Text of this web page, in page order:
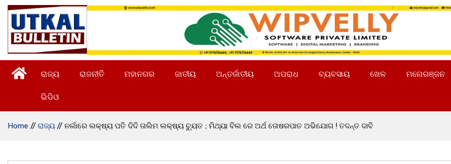
ରାଜ୍ୟ ରାଜନୀତି ମହାନଗର ଜାତୀୟ ଅନ୍ତର୍ଜାତୀୟ ଅପରାଧ ବ୍ୟବସାୟ ଖେଳ ମନୋରଞ୍ଜନ
ଭିଡିଓ
Home // ରାଜ୍ୟ // ନର୍ଲାରେ ଲକ୍ଷ୍ୟ ପତି ଦିଦି ତାଲିମ ଲକ୍ଷ୍ୟ ଚ୍ୟୁତ ; ମିଥ୍ୟା ବିଲ ରେ ଅର୍ଥ ତୋଷରପାତ ଅଭିଯୋଗ ! ତଦନ୍ତ ଦାବି